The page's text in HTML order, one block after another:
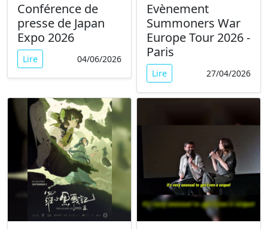
Conférence de
presse de Japan
Expo 2026
Lire 04/06/2026
Evènement
Summoners War
Europe Tour 2026 -
Paris
Lire 27/04/2026